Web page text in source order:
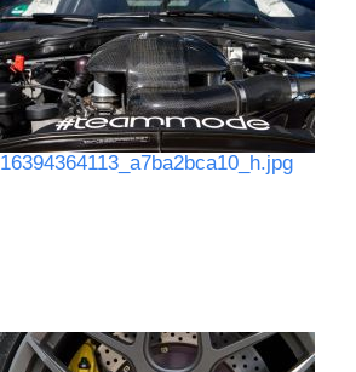
16394364113_a7ba2bca10_h.jpg